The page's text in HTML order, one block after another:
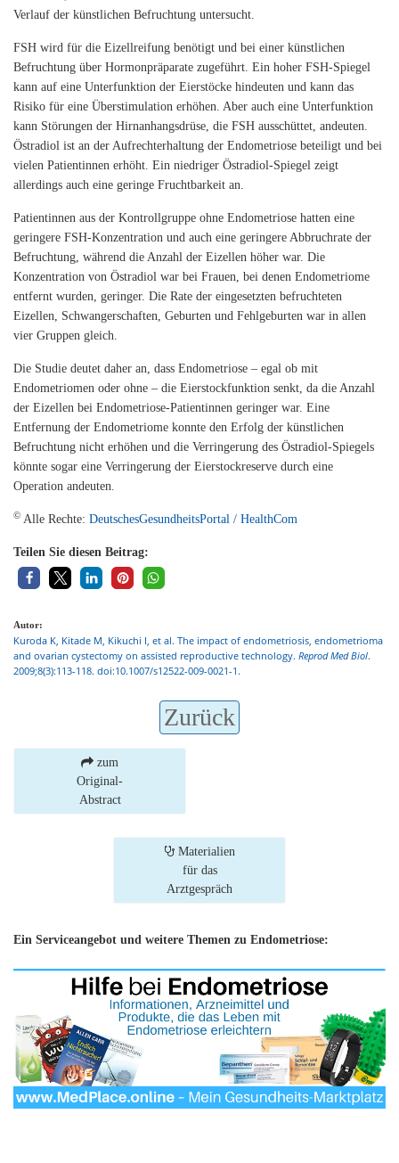
Verlauf der künstlichen Befruchtung untersucht.
FSH wird für die Eizellreifung benötigt und bei einer künstlichen
Befruchtung über Hormonpräparate zugeführt. Ein hoher FSH-Spiegel
kann auf eine Unterfunktion der Eierstöcke hindeuten und kann das
Risiko für eine Überstimulation erhöhen. Aber auch eine Unterfunktion
kann Störungen der Hirnanhangsdrüse, die FSH ausschüttet, andeuten.
Östradiol ist an der Aufrechterhaltung der Endometriose beteiligt und bei
vielen Patientinnen erhöht. Ein niedriger Östradiol-Spiegel zeigt
allerdings auch eine geringe Fruchtbarkeit an.
Patientinnen aus der Kontrollgruppe ohne Endometriose hatten eine
geringere FSH-Konzentration und auch eine geringere Abbruchrate der
Befruchtung, während die Anzahl der Eizellen höher war. Die
Konzentration von Östradiol war bei Frauen, bei denen Endometriome
entfernt wurden, geringer. Die Rate der eingesetzten befruchteten
Eizellen, Schwangerschaften, Geburten und Fehlgeburten war in allen
vier Gruppen gleich.
Die Studie deutet daher an, dass Endometriose – egal ob mit
Endometriomen oder ohne – die Eierstockfunktion senkt, da die Anzahl
der Eizellen bei Endometriose-Patientinnen geringer war. Eine
Entfernung der Endometriome konnte den Erfolg der künstlichen
Befruchtung nicht erhöhen und die Verringerung des Östradiol-Spiegels
könnte sogar eine Verringerung der Eierstockreserve durch eine
Operation andeuten.
© Alle Rechte: DeutschesGesundheitsPortal / HealthCom
Teilen Sie diesen Beitrag:
Autor:
Kuroda K, Kitade M, Kikuchi I, et al. The impact of endometriosis, endometrioma
and ovarian cystectomy on assisted reproductive technology. Reprod Med Biol.
2009;8(3):113-118. doi:10.1007/s12522-009-0021-1.
Zurück
zum
Original-
Abstract
Materialien
für das
Arztgespräch
Ein Serviceangebot und weitere Themen zu Endometriose: